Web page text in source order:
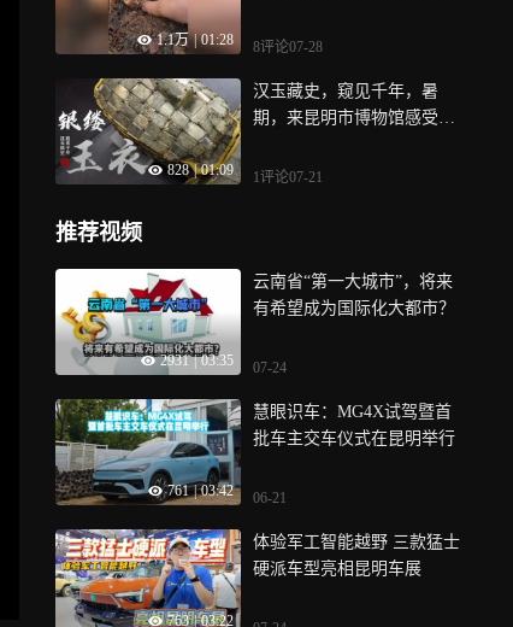
1.1万 | 01:28 8评论07-28
828 | 01:09
汉玉藏史，窥见千年，暑
期，来昆明市博物馆感受汉
市博物馆等你
1评论07-21
推荐视频
2931 | 03:35
云南省“第一大城市”，将来
有希望成为国际化大都市？
07-24
761 | 03:42
慧眼识车：MG4X试驾暨首
批车主交车仪式在昆明举行
06-21
763 | 03:22
体验军工智能越野 三款猛士
硬派车型亮相昆明车展